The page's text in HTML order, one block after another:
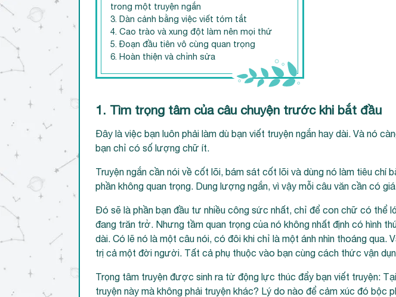
trong một truyện ngắn
3. Dàn cảnh bằng việc viết tóm tắt
4. Cao trào và xung đột làm nên mọi thứ
5. Đoạn đầu tiên vô cùng quan trọng
6. Hoàn thiện và chỉnh sửa
1. Tìm trọng tâm của câu chuyện trước khi bắt đầu
Đây là việc bạn luôn phải làm dù bạn viết truyện ngắn hay dài. Và nó
bạn chỉ có số lượng chữ ít.
Truyện ngắn cần nói về cốt lõi, bám sát cốt lõi và dùng nó làm tiêu chí
phần không quan trọng. Dung lượng ngắn, vì vậy mỗi câu văn cần có
Đó sẽ là phần bạn đầu tư nhiều công sức nhất, chỉ để con chữ có thể
đang trăn trở. Nhưng tầm quan trọng của nó không nhất định có hình
dài. Có lẽ nó là một câu nói, có đôi khi chỉ là một ánh nhìn thoáng qua.
trị cả một đời người. Tất cả phụ thuộc vào bạn cùng cách thức vận
Trọng tâm truyện được sinh ra từ động lực thúc đẩy bạn viết truyện:
truyện này mà không phải truyện khác? Lý do nào để cảm xúc đó bộc